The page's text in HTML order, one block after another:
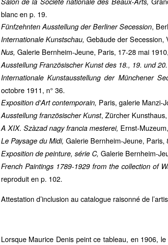
blanc en p. 19.
Fünfzehnten Ausstellung der Berliner Secession,
Internationale Kunstschau, Gebäude der Secession,
Nus, Galerie Bernheim-Jeune, Paris, 17-28 mai
Ausstellung Französischer Kunst des 18., 19. und
Internationale Kunstausstellung der Münchener
octobre 1911, n° 36.
Exposition d'Art contemporain, Paris, galerie Manzi-
Ausstellung französischer Kunst, Zürcher
A XIX. Szàzad nagy francia mesterei, Ernst-
Le Paysage du Midi, Galerie Bernheim-Jeune, Paris,
Exposition de peinture, série C, Galerie Bernheim-
French Paintings 1789-1929 from the collection of
reproduit en p. 102.
Attestation d’inclusion au catalogue raisonné de
Lorsque Maurice Denis peint ce tableau, en 1906,